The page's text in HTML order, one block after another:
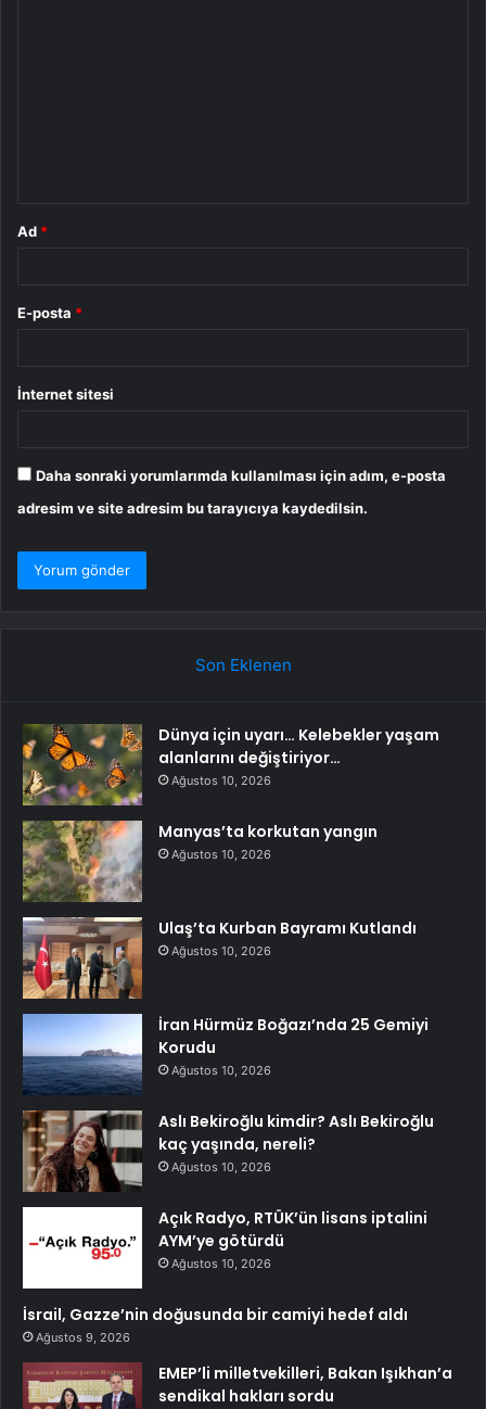
Ad *
E-posta *
İnternet sitesi
Daha sonraki yorumlarımda kullanılması için adım, e-posta
adresim ve site adresim bu tarayıcıya kaydedilsin.
Son Eklenen
Dünya için uyarı… Kelebekler yaşam
alanlarını değiştiriyor…
Ağustos 10, 2026
Manyas’ta korkutan yangın
Ağustos 10, 2026
Ulaş’ta Kurban Bayramı Kutlandı
Ağustos 10, 2026
İran Hürmüz Boğazı’nda 25 Gemiyi
Korudu
Ağustos 10, 2026
Aslı Bekiroğlu kimdir? Aslı Bekiroğlu
kaç yaşında, nereli?
Ağustos 10, 2026
Açık Radyo, RTÜK’ün lisans iptalini
AYM’ye götürdü
Ağustos 10, 2026
İsrail, Gazze’nin doğusunda bir camiyi hedef aldı
Ağustos 9, 2026
EMEP’li milletvekilleri, Bakan Işıkhan’a
sendikal hakları sordu